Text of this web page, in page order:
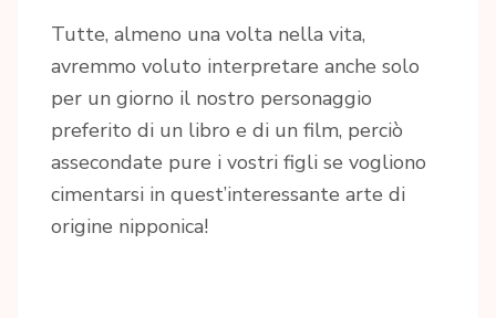
Tutte, almeno una volta nella vita,
avremmo voluto interpretare anche solo
per un giorno il nostro personaggio
preferito di un libro e di un film, perciò
assecondate pure i vostri figli se vogliono
cimentarsi in quest’interessante arte di
origine nipponica!